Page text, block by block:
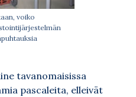
voiko
tavanomaisissa
pascaleita, elleivät